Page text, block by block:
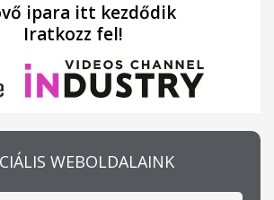
ipara itt kezdődik
Iratkozz fel!
WEBOLDALAINK